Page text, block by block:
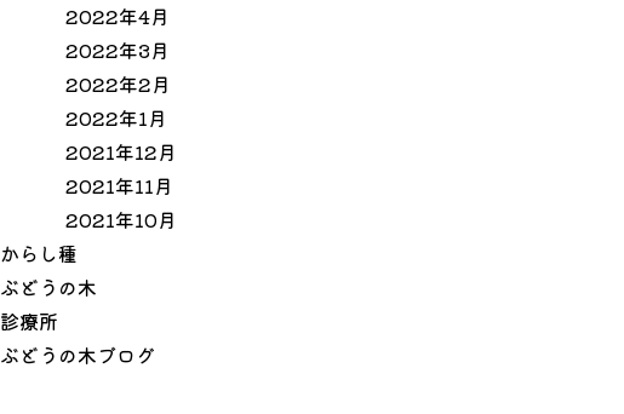
2022年4月
2022年3月
2022年2月
2022年1月
2021年12月
2021年11月
2021年10月
から し種
ぶど う の木
診療所
ぶど う の木ブロ グ